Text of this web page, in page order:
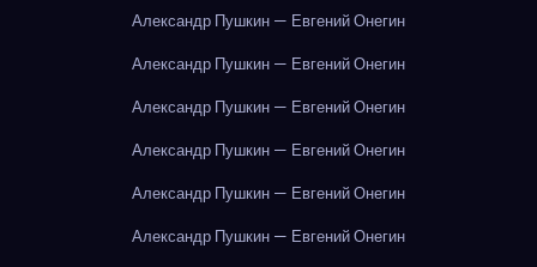
Александр Пушкин — Евгений Онегин
Александр Пушкин — Евгений Онегин
Александр Пушкин — Евгений Онегин
Александр Пушкин — Евгений Онегин
Александр Пушкин — Евгений Онегин
Александр Пушкин — Евгений Онегин